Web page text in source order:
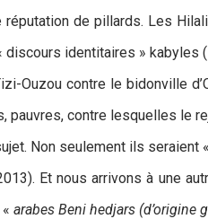
réputation de pillards. Les
identitaires » kabyles
Ouzou contre le bidonville
pauvres, contre lesquelles le
Non seulement ils seraient
Et nous arrivons à une
arabes Beni hedjars (d’origine